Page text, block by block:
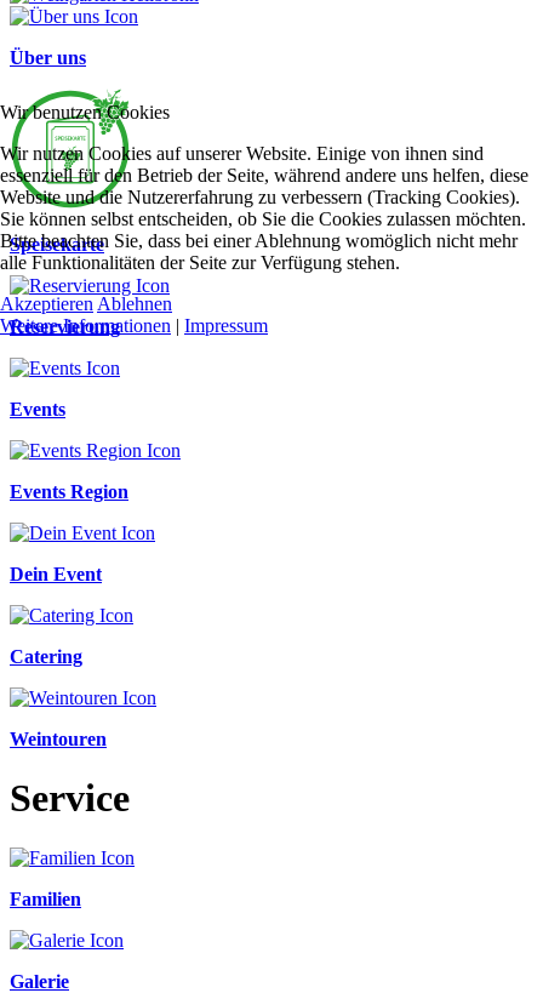
Über uns
Speisekarte
Reservierung
Events
Events Region
Dein Event
Catering
Weintouren
Service
Familien
Galerie
Wir benutzen Cookies
Wir nutzen Cookies auf unserer Website. Einige von ihnen sind
essenziell für den Betrieb der Seite, während andere uns helfen, diese
Website und die Nutzererfahrung zu verbessern (Tracking Cookies).
Sie können selbst entscheiden, ob Sie die Cookies zulassen möchten.
Bitte beachten Sie, dass bei einer Ablehnung womöglich nicht mehr
alle Funktionalitäten der Seite zur Verfügung stehen.
Akzeptieren Ablehnen
Weitere Informationen | Impressum